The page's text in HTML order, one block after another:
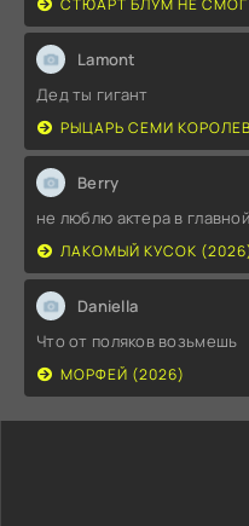
Lamont
Дед ты гигант
РЫЦАРЬ СЕМИ
Berry
не люблю актера в
ЛАКОМЫЙ КУСОК
Daniella
Что от поляков возьмешь
МОРФЕЙ (2026)